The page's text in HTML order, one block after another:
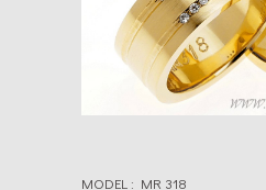
MODEL : MR 318